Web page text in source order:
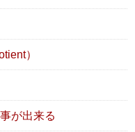
）
が出来る